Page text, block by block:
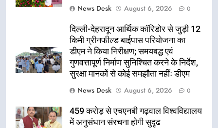
News Desk
August 6, 2026 0
दिल्ली-देहरादून आर्थिक कॉरिडोर से जुड़ी 12
किमी ग्रीनफील्ड बाईपास परियोजना का
डीएम ने किया निरीक्षण; समयबद्ध एवं
गुणवत्तापूर्ण निर्माण सुनिश्चित करने के निर्देश,
सुरक्षा मानकों से कोई समझौता नहींः डीएम
News Desk
August 6, 2026 0
459 करोड़ से एचएनबी गढ़वाल विश्वविद्यालय
में अनुसंधान संरचना होगी सुदृढ